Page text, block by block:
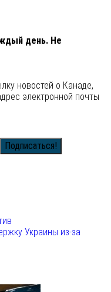
день. Не
новостей о Канаде,
Украины из-за